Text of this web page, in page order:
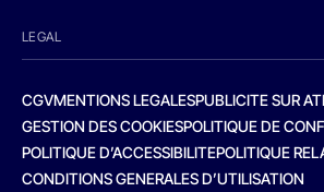
LEGAL
CGVMENTIONS LEGALESPUBLICITE SUR
GESTION DES COOKIESPOLITIQUE DE
POLITIQUE D’ACCESSIBILITEPOLITIQUE
CONDITIONS GENERALES D’UTILISATION